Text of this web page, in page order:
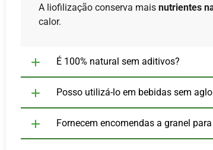
A liofilização conserva mais nutrientes
calor.
É 100% natural sem aditivos?
Posso utilizá-lo em bebidas sem
Fornecem encomendas a granel